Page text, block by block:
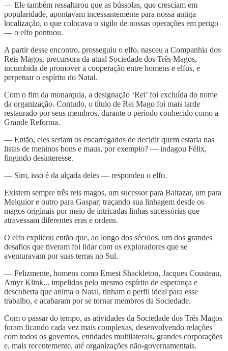
— Ele também ressaltarou que as bússolas, que cresciam em
popularidade, apontavam incessantemente para nossa antiga
localização, o que colocava o sigilo de nossas operações em perigo
— o elfo pontuou.
A partir desse encontro, prosseguiu o elfo, nasceu a Companhia dos
Reis Magos, precursora da atual Sociedade dos Três Magos,
incumbida de promover a cooperação entre homens e elfos, e
perpetuar o espírito do Natal.
Com o fim da monarquia, a designação ‘Rei’ foi excluída do nome
da organização. Contudo, o título de Rei Mago foi mais tarde
restaurado por seus membros, durante o período conhecido como a
Grande Reforma.
— Então, eles seriam os encarregados de decidir quem estaria nas
listas de meninos bons e maus, por exemplo? — indagou Félix,
fingindo desinteresse.
— Sim, isso é da alçada deles — respondeu o elfo.
Existem sempre três reis magos, um sucessor para Baltazar, um para
Melquior e outro para Gaspar; traçando sua linhagem desde os
magos originais por meio de intricadas linhas sucessórias que
atravessam diferentes eras e ordens.
O elfo explicou então que, ao longo dos séculos, um dos grandes
desafios que tiveram foi lidar com os exploradores que se
aventuravam por suas terras no Sul.
— Felizmente, homens como Ernest Shackleton, Jacques Cousteau,
Amyr Klink... impelidos pelo mesmo espírito de esperança e
descoberta que anima o Natal, tinham o perfil ideal para esse
trabalho, e acabaram por se tornar membros da Sociedade.
Com o passar do tempo, as atividades da Sociedade dos Três Magos
foram ficando cada vez mais complexas, desenvolvendo relações
com todos os governos, entidades multilaterais, grandes corporações
e, mais recentemente, até organizações não-governamentais.